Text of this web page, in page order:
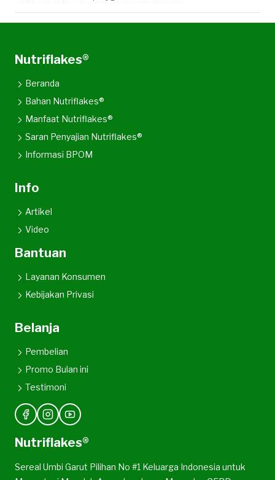
Nutriflakes®
Beranda
Bahan Nutriflakes®
Manfaat Nutriflakes®
Saran Penyajian Nutriflakes®
Informasi BPOM
Info
Artikel
Video
Bantuan
Layanan Konsumen
Kebijakan Privasi
Belanja
Pembelian
Promo Bulan ini
Testimoni
Nutriflakes®
Sereal Umbi Garut Pilihan No #1 Keluarga Indonesia untuk